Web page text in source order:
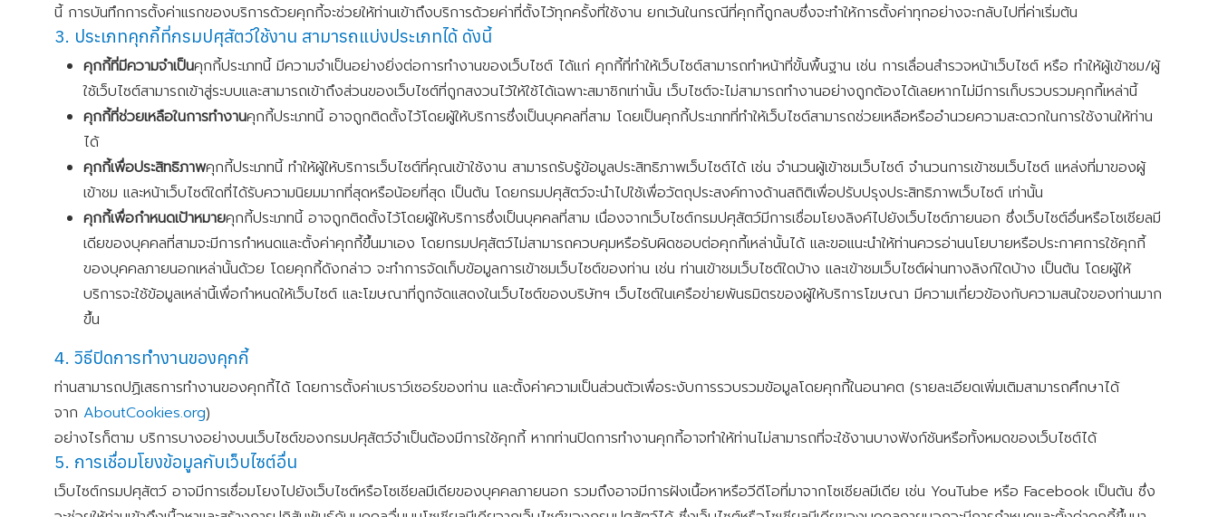
นี้ การบันทึกการตั้งค่าแรกของบริการด้วยคุกกี้จะช่วยให้ท่านเข้าถึงบริการด้วยค่าที่ตั้งไว้ทุกครั้งที่ใช้งาน ยกเว้นในกรณีที่คุกกี้ถูกลบซึ่งจะทำให้การตั้งค่าทุกอย่างจะกลับไปที่ค่าเริ่มต้น
3. ประเภทคุกกี้ที่กรมปศุสัตว์ใช้งาน สามารถแบ่งประเภทได้ ดังนี้
คุกกี้ที่มีความจำเป็นคุกกี้ประเภทนี้ มีความจำเป็นอย่างยิ่งต่อการทำงานของเว็บไซต์ ได้แก่ คุกกี้ที่ทำให้เว็บไซต์สามารถทำหน้าที่ขั้นพื้นฐาน เช่น การเลื่อนสำรวจหน้าเว็บไซต์ หรือ ทำให้ผู้เข้าชม/ผู้
ใช้เว็บไซต์สามารถเข้าสู่ระบบและสามารถเข้าถึงส่วนของเว็บไซต์ที่ถูกสงวนไว้ให้ใช้ได้เฉพาะสมาชิกเท่านั้น เว็บไซต์จะไม่สามารถทำงานอย่างถูกต้องได้เลยหากไม่มีการเก็บรวบรวมคุกกี้เหล่านี้
คุกกี้ที่ช่วยเหลือในการทำงานคุกกี้ประเภทนี้ อาจถูกติดตั้งไว้โดยผู้ให้บริการซึ่งเป็นบุคคลที่สาม โดยเป็นคุกกี้ประเภทที่ทำให้เว็บไซต์สามารถช่วยเหลือหรืออำนวยความสะดวกในการใช้งานให้ท่าน
ได้
คุกกี้เพื่อประสิทธิภาพคุกกี้ประเภทนี้ ทำให้ผู้ให้บริการเว็บไซต์ที่คุณเข้าใช้งาน สามารถรับรู้ข้อมูลประสิทธิภาพเว็บไซต์ได้ เช่น จำนวนผู้เข้าชมเว็บไซต์ จำนวนการเข้าชมเว็บไซต์ แหล่งที่มาของผู้
เข้าชม และหน้าเว็บไซต์ใดที่ได้รับความนิยมมากที่สุดหรือน้อยที่สุด เป็นต้น โดยกรมปศุสัตว์จะนำไปใช้เพื่อวัตถุประสงค์ทางด้านสถิติเพื่อปรับปรุงประสิทธิภาพเว็บไซต์ เท่านั้น
คุกกี้เพื่อกำหนดเป้าหมายคุกกี้ประเภทนี้ อาจถูกติดตั้งไว้โดยผู้ให้บริการซึ่งเป็นบุคคลที่สาม เนื่องจากเว็บไซต์กรมปศุสัตว์มีการเชื่อมโยงลิงค์ไปยังเว็บไซต์ภายนอก ซึ่งเว็บไซต์อื่นหรือโซเชียลมี
เดียของบุคคลที่สามจะมีการกำหนดและตั้งค่าคุกกี้ขึ้นมาเอง โดยกรมปศุสัตว์ไม่สามารถควบคุมหรือรับผิดชอบต่อคุกกี้เหล่านั้นได้ และขอแนะนำให้ท่านควรอ่านนโยบายหรือประกาศการใช้คุกกี้
ของบุคคลภายนอกเหล่านั้นด้วย โดยคุกกี้ดังกล่าว จะทำการจัดเก็บข้อมูลการเข้าชมเว็บไซต์ของท่าน เช่น ท่านเข้าชมเว็บไซต์ใดบ้าง และเข้าชมเว็บไซต์ผ่านทางลิงก์ใดบ้าง เป็นต้น โดยผู้ให้
บริการจะใช้ข้อมูลเหล่านี้เพื่อกำหนดให้เว็บไซต์ และโฆษณาที่ถูกจัดแสดงในเว็บไซต์ของบริษัทฯ เว็บไซต์ในเครือข่ายพันธมิตรของผู้ให้บริการโฆษณา มีความเกี่ยวข้องกับความสนใจของท่านมาก
ขึ้น
4. วิธีปิดการทำงานของคุกกี้
ท่านสามารถปฏิเสธการทำงานของคุกกี้ได้ โดยการตั้งค่าเบราว์เซอร์ของท่าน และตั้งค่าความเป็นส่วนตัวเพื่อระงับการรวบรวมข้อมูลโดยคุกกี้ในอนาคต (รายละเอียดเพิ่มเติมสามารถศึกษาได้
จาก AboutCookies.org)
อย่างไรก็ตาม บริการบางอย่างบนเว็บไซต์ของกรมปศุสัตว์จำเป็นต้องมีการใช้คุกกี้ หากท่านปิดการทำงานคุกกี้อาจทำให้ท่านไม่สามารถที่จะใช้งานบางฟังก์ชันหรือทั้งหมดของเว็บไซต์ได้
5. การเชื่อมโยงข้อมูลกับเว็บไซต์อื่น
เว็บไซต์กรมปศุสัตว์ อาจมีการเชื่อมโยงไปยังเว็บไซต์หรือโซเชียลมีเดียของบุคคลภายนอก รวมถึงอาจมีการฝังเนื้อหาหรือวีดีโอที่มาจากโซเชียลมีเดีย เช่น YouTube หรือ Facebook เป็นต้น ซึ่ง